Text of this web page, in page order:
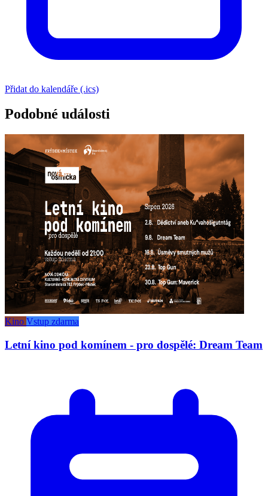
Přidat do kalendáře (.ics)
Podobné události
Kino Vstup zdarma
Letní kino pod komínem - pro dospělé: Dream Team